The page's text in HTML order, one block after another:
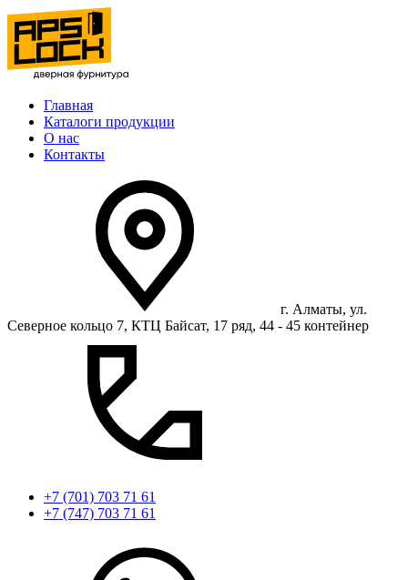
Главная
Каталоги продукции
О нас
Контакты
г. Алматы, ул.
Северное кольцо 7, КТЦ Байсат, 17 ряд, 44 - 45 контейнер
+7 (701) 703 71 61
+7 (747) 703 71 61